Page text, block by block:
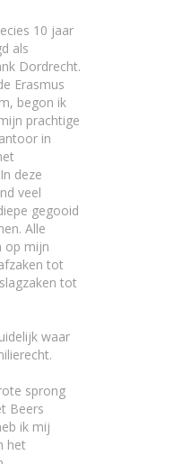
10 jaar
als
Dordrecht.
Erasmus
begon ik
prachtige
in
deze
veel
gegooid
Alle
op mijn
tot
tot
waar
sprong
Beers
ik mij
het